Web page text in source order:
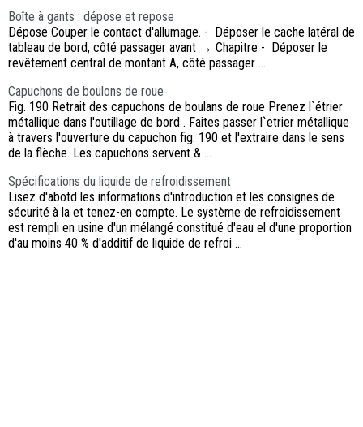
Boîte à gants : dépose et repose
Dépose Couper le contact d'allumage. - Déposer le cache latéral de
tableau de bord, côté passager avant → Chapitre - Déposer le
revêtement central de montant A, côté passager ...
Capuchons de boulons de roue
Fig. 190 Retrait des capuchons de boulans de roue Prenez l`étrier
métallique dans l'outillage de bord . Faites passer l`etrier métallique
à travers l'ouverture du capuchon fig. 190 et l'extraire dans le sens
de la flèche. Les capuchons servent & ...
Spécifications du liquide de refroidissement
Lisez d'abotd les informations d'introduction et les consignes de
sécurité à la et tenez-en compte. Le système de refroidissement
est rempli en usine d'un mélangé constitué d'eau el d'une proportion
d'au moins 40 % d'additif de liquide de refroi ...